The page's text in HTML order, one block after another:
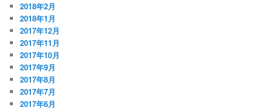
2018年2月
2018年1月
2017年12月
2017年11月
2017年10月
2017年9月
2017年8月
2017年7月
2017年6月